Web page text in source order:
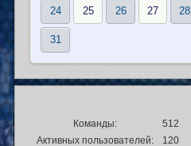
24 25 26 27 28
31
Команды:
512
Активных пользователей:
120